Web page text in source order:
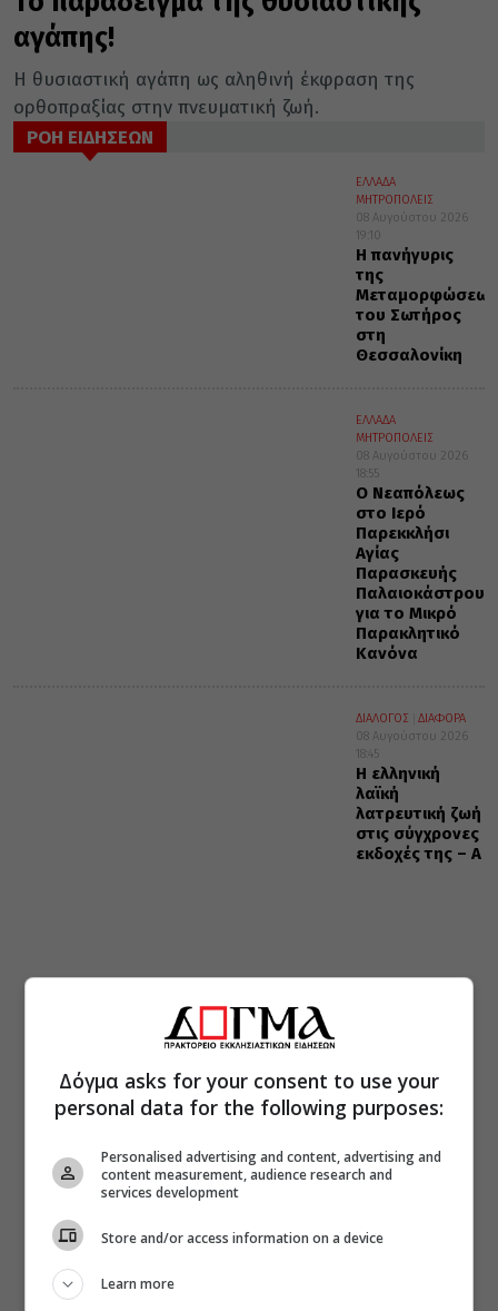
αγάπης!
Η θυσιαστική αγάπη ως αληθινή έκφραση της
ορθοπραξίας στην πνευματική ζωή.
ΡΟΗ ΕΙΔΗΣΕΩΝ
ΕΛΛΑΔΑ
ΜΗΤΡΟΠΟΛΕΙΣ
08 Αυγούστου 2026
19:10
Η πανήγυρις
της
Μεταμορφώσεως
του Σωτήρος
στη
Θεσσαλονίκη
ΕΛΛΑΔΑ
ΜΗΤΡΟΠΟΛΕΙΣ
08 Αυγούστου 2026
18:55
Ο Νεαπόλεως
στο Ιερό
Παρεκκλήσι
Αγίας
Παρασκευής
Παλαιοκάστρου
για το Μικρό
Παρακλητικό
Κανόνα
ΔΙΑΛΟΓΟΣ
ΔΙΑΦΟΡΑ
08 Αυγούστου 2026
18:45
Η ελληνική
λαϊκή
λατρευτική ζωή
στις σύγχρονες
εκδοχές της – Α΄
Δόγμα asks for your consent to use your
personal data for the following purposes:
Personalised advertising and content, advertising and
content measurement, audience research and
services development
Store and/or access information on a device
Learn more